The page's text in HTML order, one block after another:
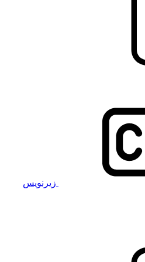
زیرنویس